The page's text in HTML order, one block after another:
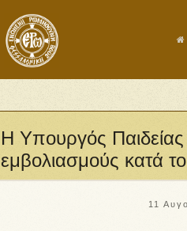
Η Υπουργός
εμβολιασμούς κατά
11